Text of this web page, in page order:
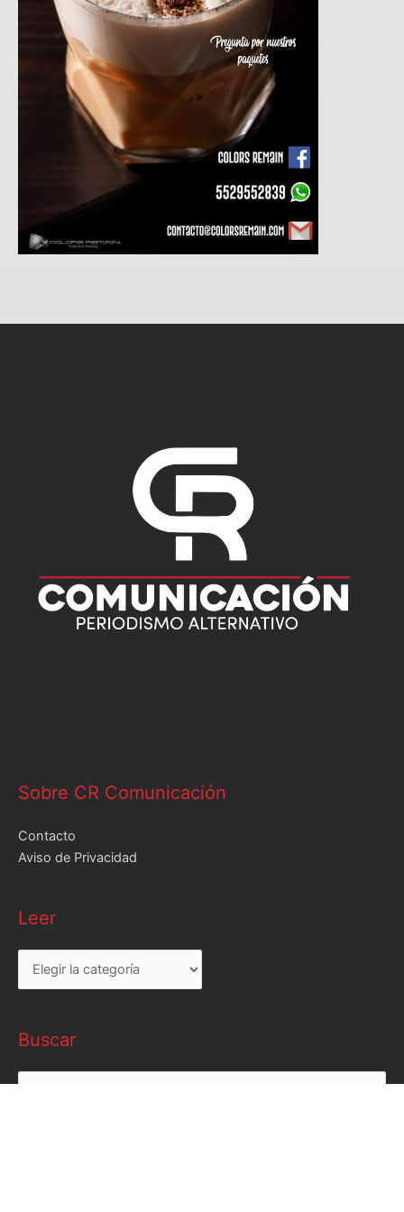
Sobre CR Comunicación
Contacto
Aviso de Privacidad
Leer
Leer
Buscar